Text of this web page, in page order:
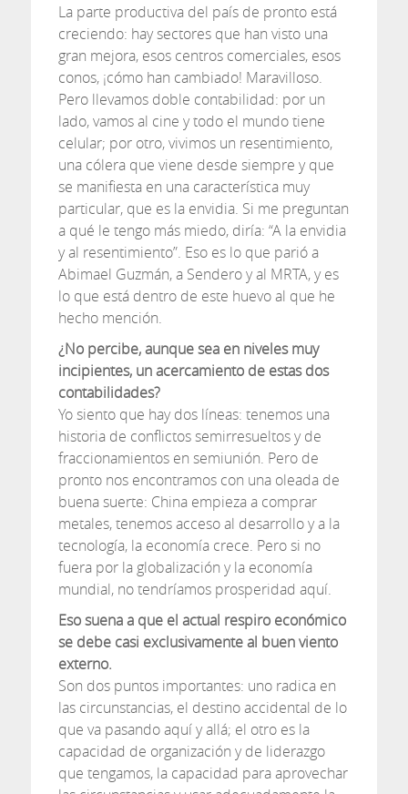
La parte productiva del país de pronto está
creciendo: hay sectores que han visto una
gran mejora, esos centros comerciales, esos
conos, ¡cómo han cambiado! Maravilloso.
Pero llevamos doble contabilidad: por un
lado, vamos al cine y todo el mundo tiene
celular; por otro, vivimos un resentimiento,
una cólera que viene desde siempre y que
se manifiesta en una característica muy
particular, que es la envidia. Si me preguntan
a qué le tengo más miedo, diría: “A la envidia
y al resentimiento”. Eso es lo que parió a
Abimael Guzmán, a Sendero y al MRTA, y es
lo que está dentro de este huevo al que he
hecho mención.
¿No percibe, aunque sea en niveles muy
incipientes, un acercamiento de estas dos
contabilidades?
Yo siento que hay dos líneas: tenemos una
historia de conflictos semirresueltos y de
fraccionamientos en semiunión. Pero de
pronto nos encontramos con una oleada de
buena suerte: China empieza a comprar
metales, tenemos acceso al desarrollo y a la
tecnología, la economía crece. Pero si no
fuera por la globalización y la economía
mundial, no tendríamos prosperidad aquí.
Eso suena a que el actual respiro económico
se debe casi exclusivamente al buen viento
externo.
Son dos puntos importantes: uno radica en
las circunstancias, el destino accidental de lo
que va pasando aquí y allá; el otro es la
capacidad de organización y de liderazgo
que tengamos, la capacidad para aprovechar